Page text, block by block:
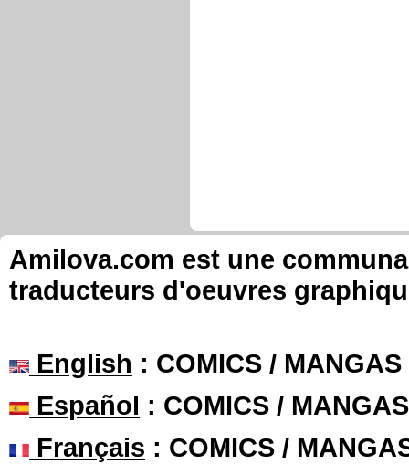
Amilova.com est une
traducteurs d'oeuvres
English : COMICS /
Español : COMICS /
Français : COMICS /